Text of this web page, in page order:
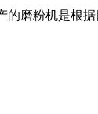
磨粉机是根